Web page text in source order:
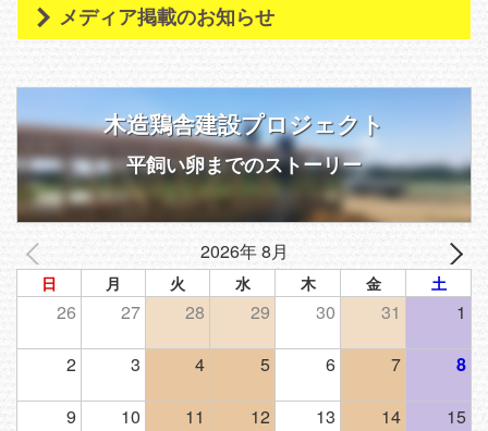
メディア掲載のお知らせ
木造鶏舎建設プロジェクト
平飼い卵までのストーリー
2026年 8月
日 月 火 水 木 金 土
26 27 28 29 30 31 1
2 3 4 5 6 7 8
9 10 11 12 13 14 15